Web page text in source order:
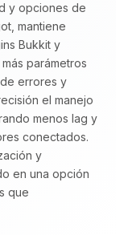
y opciones de
mantiene
Bukkit y
parámetros
errores y
el manejo
menos lag y
conectados.
y
en una opción
que